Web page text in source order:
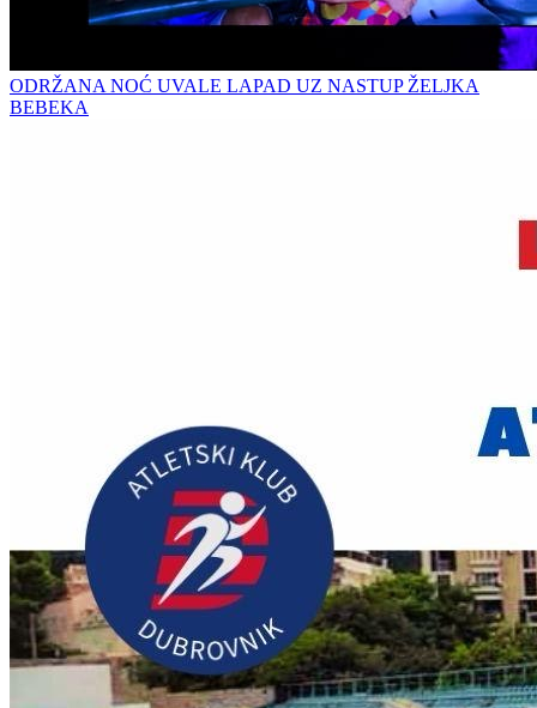
ODRŽANA NOĆ UVALE LAPAD UZ NASTUP ŽELJKA
BEBEKA